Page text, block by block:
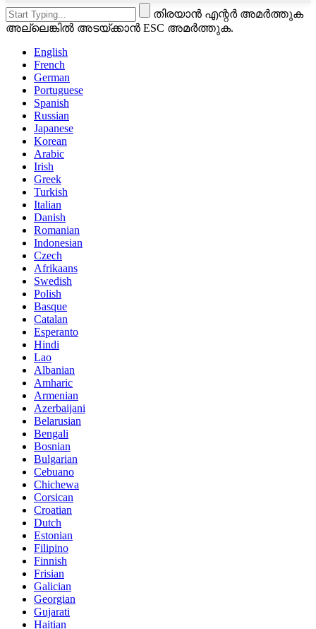
തിരയാൻ എന്റർ അമർത്തുക
അല്ലെങ്കിൽ അടയ്ക്കാൻ ESC അമർത്തുക.
English
French
German
Portuguese
Spanish
Russian
Japanese
Korean
Arabic
Irish
Greek
Turkish
Italian
Danish
Romanian
Indonesian
Czech
Afrikaans
Swedish
Polish
Basque
Catalan
Esperanto
Hindi
Lao
Albanian
Amharic
Armenian
Azerbaijani
Belarusian
Bengali
Bosnian
Bulgarian
Cebuano
Chichewa
Corsican
Croatian
Dutch
Estonian
Filipino
Finnish
Frisian
Galician
Georgian
Gujarati
Haitian